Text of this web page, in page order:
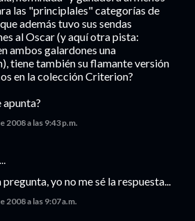
las "principlales" categorías de
además tuvo sus sendas
al Oscar (y aquí otra pista:
ambos galardones una
tiene también su flamante versión
en la colección Criterion?
apunta?
2008 a las 9:43 p.m.
yo no me sé la respuesta...
2008 a las 9:07 a.m.